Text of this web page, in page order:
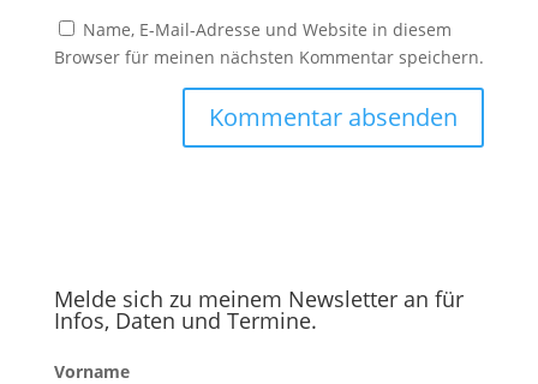
Name, E-Mail-Adresse und Website in diesem
Browser für meinen nächsten Kommentar speichern.
Melde sich zu meinem Newsletter an für
Infos, Daten und Termine.
Vorname